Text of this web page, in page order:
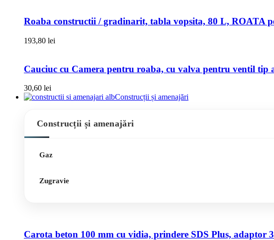
Roaba constructii / gradinarit, tabla vopsita, 80 L, ROATA
193,80 lei
Cauciuc cu Camera pentru roaba, cu valva pentru ventil tip
30,60 lei
Construcții și amenajări
Construcții și amenajări
Gaz
Zugravie
Carota beton 100 mm cu vidia, prindere SDS Plus, adaptor